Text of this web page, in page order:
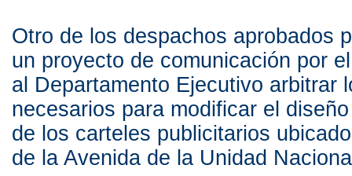
Otro de los despachos aprobados
un proyecto de comunicación por
al Departamento Ejecutivo arbitrar
necesarios para modificar el
de los carteles publicitarios
de la Avenida de la Unidad